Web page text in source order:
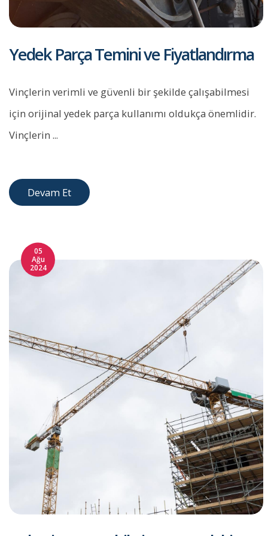
Yedek Parça Temini ve Fiyatlandırma
Vinçlerin verimli ve güvenli bir şekilde çalışabilmesi
için orijinal yedek parça kullanımı oldukça önemlidir.
Vinçlerin ...
Devam Et
05
Ağu
2024